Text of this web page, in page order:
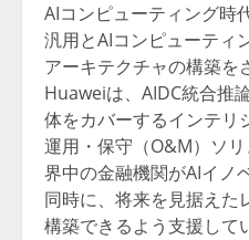
AIコンピューティング時
汎用とAIコンピューティ
アーキテクチャの構築を
Huaweiは、AIDC統合推
体をカバーするインテリ
運用・保守（O&M）ソ
界中の金融機関がAIイノ
同時に、将来を見据えた
構築できるよう支援して